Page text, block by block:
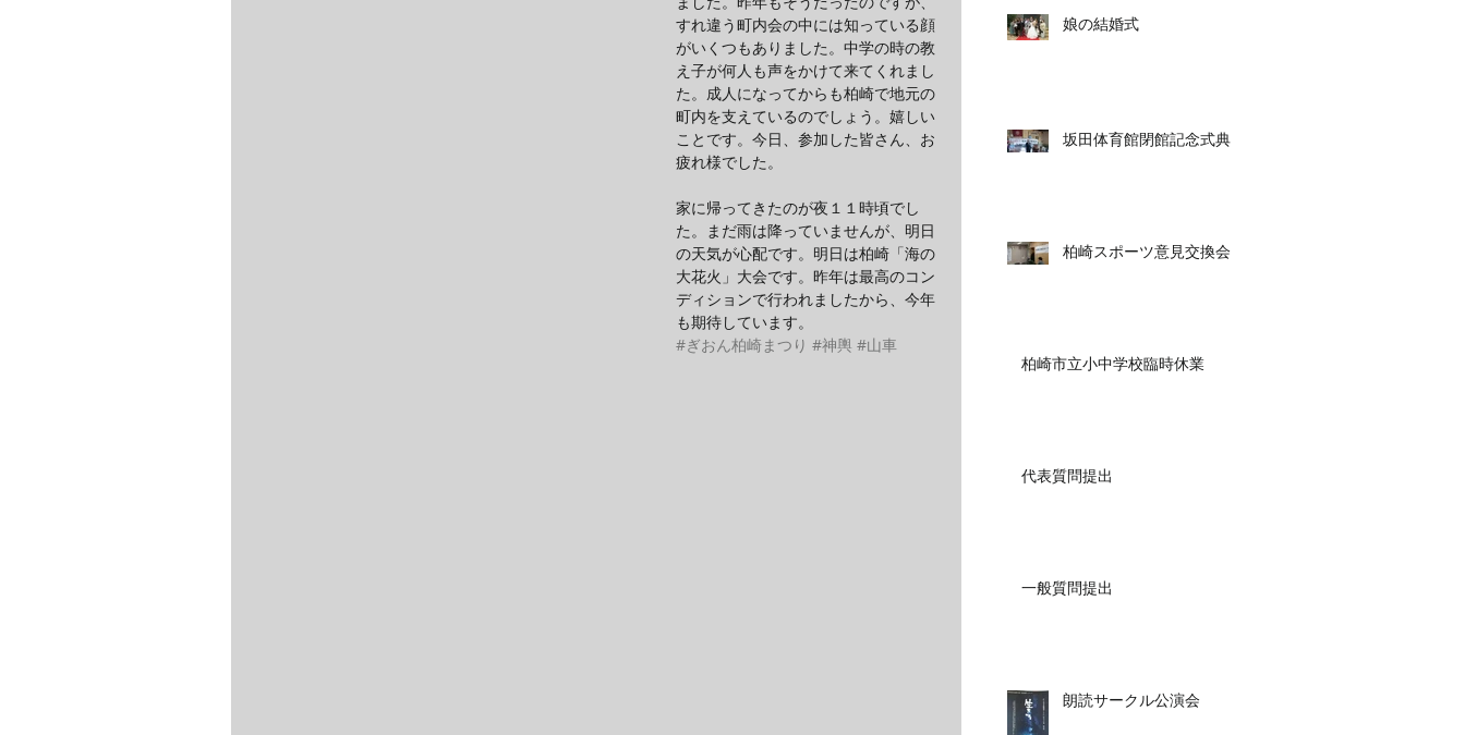
すれ違う町内会の中には知っている顔
がいくつもありました。中学の時の教
え子が何人も声をかけて来てくれまし
た。成人になってからも柏崎で地元の
町内を支えているのでしょう。嬉しい
ことです。今日、参加した皆さん、お
疲れ様でした。
家に帰ってきたのが夜１１時頃でし
た。まだ雨は降っていませんが、明日
の天気が心配です。明日は柏崎「海の
大花火」大会です。昨年は最高のコン
ディションで行われましたから、今年
も期待しています。
#ぎおん柏崎まつり #神輿 #山車
娘の結婚式
坂田体育館閉館記念式典
柏崎スポーツ意見交換会
柏崎市立小中学校臨時休業
代表質問提出
一般質問提出
朗読サークル公演会